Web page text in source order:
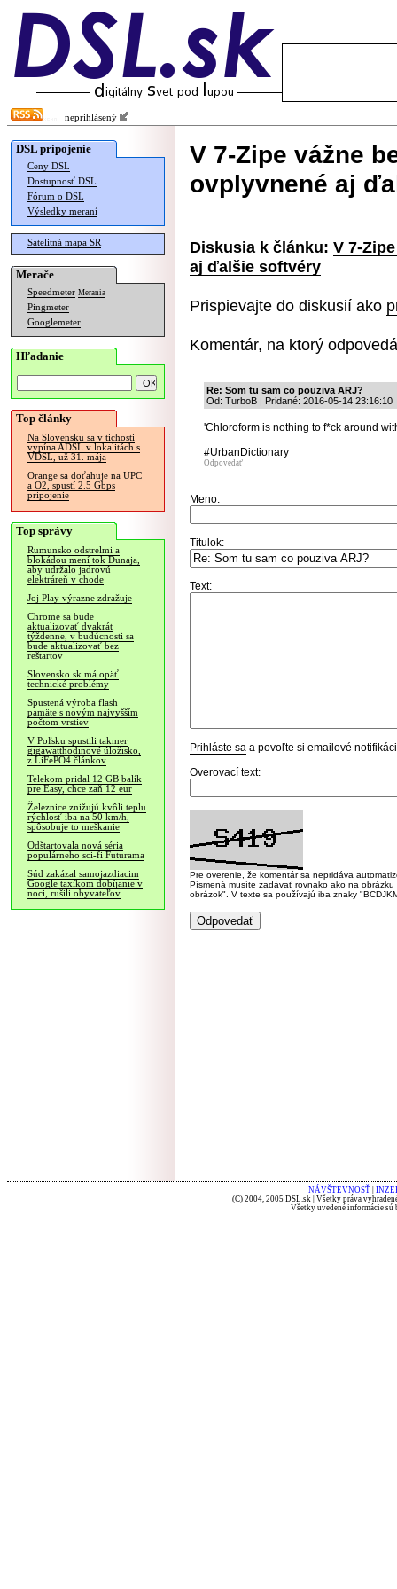
neprihlásený
DSL pripojenie
Ceny DSL
Dostupnosť DSL
Fórum o DSL
Výsledky meraní
Satelitná mapa SR
Merače
Speedmeter Merania
Pingmeter
Googlemeter
Hľadanie
Top články
Na Slovensku sa v tichosti
vypína ADSL v lokalitách s
VDSL, už 31. mája
Orange sa doťahuje na UPC
a O2, spustí 2.5 Gbps
pripojenie
Top správy
Rumunsko odstrelmi a
blokádou mení tok Dunaja,
aby udržalo jadrovú
elektráreň v chode
Joj Play výrazne zdražuje
Chrome sa bude
aktualizovať dvakrát
týždenne, v budúcnosti sa
bude aktualizovať bez
reštartov
Slovensko.sk má opäť
technické problémy
Spustená výroba flash
pamäte s novým najvyšším
počtom vrstiev
V Poľsku spustili takmer
gigawatthodinové úložisko,
z LiFePO4 článkov
Telekom pridal 12 GB balík
pre Easy, chce zaň 12 eur
Železnice znižujú kvôli teplu
rýchlosť iba na 50 km/h,
spôsobuje to meškanie
Odštartovala nová séria
populárneho sci-fi Futurama
Súd zakázal samojazdiacim
Google taxíkom dobíjanie v
noci, rušili obyvateľov
V 7-Zipe vážne
ovplyvnené aj
Diskusia k článku: V 7-
aj ďalšie softvéry
Prispievajte do diskusií ako
Komentár, na ktorý
Re: Som tu sam co pouziva ARJ?
Od: TurboB | Pridané: 2016-05-14 23:16:10
'Chloroform is nothing to f*ck around
#UrbanDictionary
Odpovedať
Meno:
Titulok:
Text:
Prihláste sa a povoľte si emailové
Overovací text:
Pre overenie, že komentár sa nepridáva
Písmená musíte zadávať rovnako ako na
obrázok". V texte sa používajú iba znaky
NÁVŠTEVNOSŤ
(C) 2004, 2005 DSL.sk | Všetky práva
Všetky uvedené informácie sú